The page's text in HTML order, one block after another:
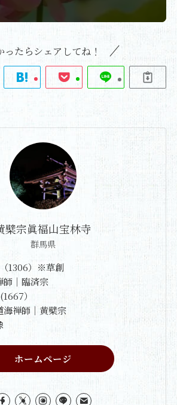
ったらシェアしてね！
檗宗眞福山宝林寺
群馬県
1306）※草創
師｜臨済宗
）
海禅師｜黄檗宗
ホームページ